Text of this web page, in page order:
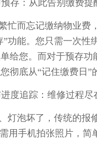
：从此告别缴费提
而忘记缴纳物业费
”功能。您只需一次
给您。而对于预存
彻底从“记住缴费日
追踪：维修过程尽
泡坏了，传统的报
用手机拍张照片，